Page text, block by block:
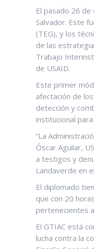
El pasado 26
Salvador. Este
(TEG), y los
de las
Trabajo
de USAID.
Este primer
afectación de
detección y
institucional
“La
Óscar Aguilar,
a testigos y
Landaverde en
El diplomado
que con 20
pertenecientes
El GTIAC está
lucha contra la